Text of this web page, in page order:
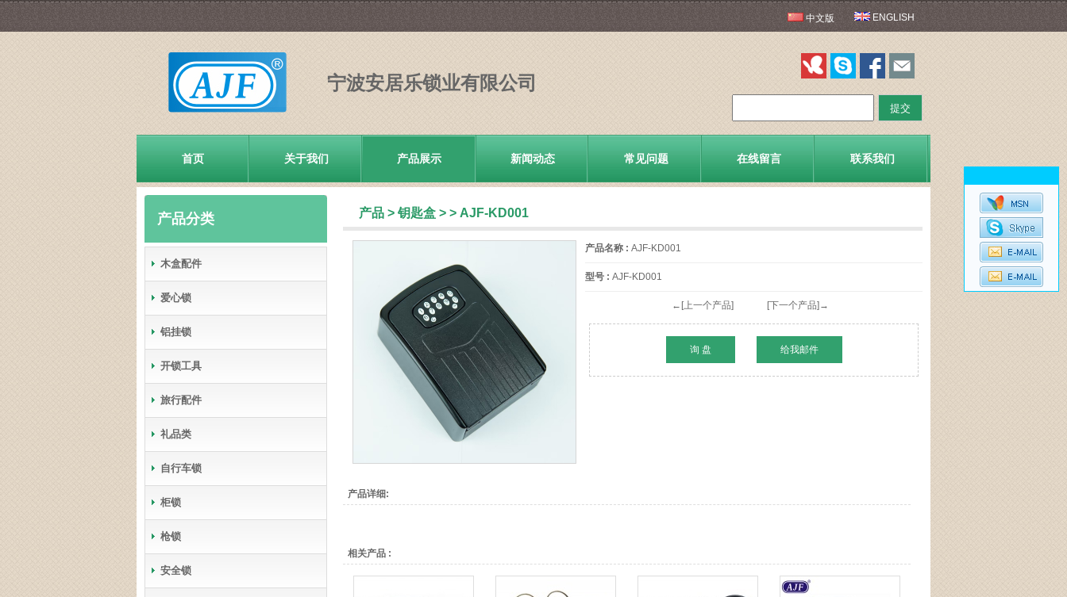
宁波安居乐锁业有限公司
中文版 ENGLISH
首页 关于我们 产品展示 新闻动态 常见问题 在线留言 联系我们
产品分类
木盒配件
爱心锁
铝挂锁
开锁工具
旅行配件
礼品类
自行车锁
柜锁
枪锁
安全锁
产品 > 钥匙盒 > > AJF-KD001
产品名称 : AJF-KD001
型号 : AJF-KD001
←[上一个产品] [下一个产品]→
询 盘 给我邮件
产品详细:
相关产品 :